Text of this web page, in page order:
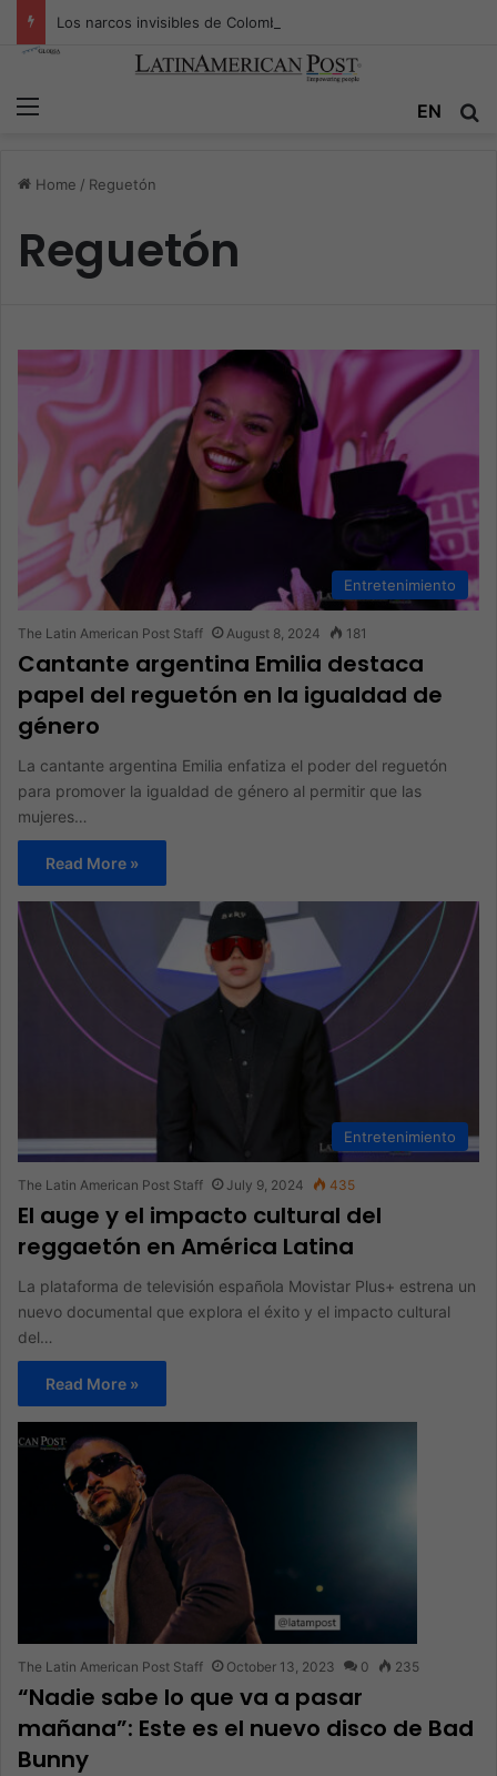
EN
Home / Reguetón
Reguetón
Entretenimiento
The Latin American Post Staff August 8, 2024 181
Cantante argentina Emilia destaca
papel del reguetón en la igualdad de
género
La cantante argentina Emilia enfatiza el poder del reguetón
para promover la igualdad de género al permitir que las
mujeres…
Read More »
Entretenimiento
The Latin American Post Staff July 9, 2024 435
El auge y el impacto cultural del
reggaetón en América Latina
La plataforma de televisión española Movistar Plus+ estrena un
nuevo documental que explora el éxito y el impacto cultural
del…
Read More »
The Latin American Post Staff October 13, 2023 0 235
“Nadie sabe lo que va a pasar
mañana”: Este es el nuevo disco de Bad
Bunny